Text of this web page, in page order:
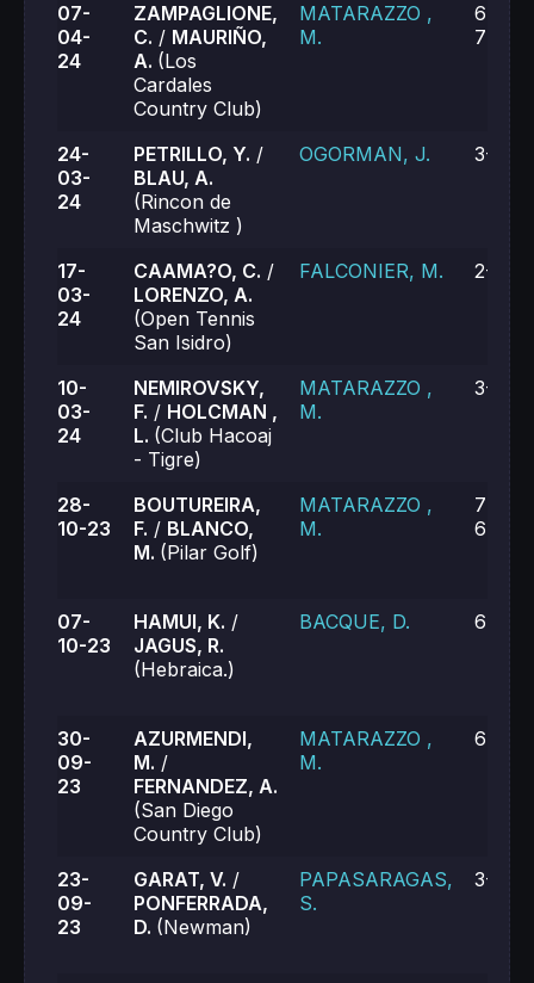
07-
04-
24
ZAMPAGLIONE,
C. / MAURIÑO,
A. (Los
Cardales
Country Club)
MATARAZZO ,
M.
6-2,
7-6
24-
03-
24
PETRILLO, Y. /
BLAU, A.
(Rincon de
Maschwitz )
OGORMAN, J. 3-6,
17-
03-
24
CAAMA?O, C. /
LORENZO, A.
(Open Tennis
San Isidro)
FALCONIER, M. 2-6,
10-
03-
24
NEMIROVSKY,
F. / HOLCMAN ,
L. (Club Hacoaj
- Tigre)
MATARAZZO ,
M.
3-6,
28-
10-23
BOUTUREIRA,
F. / BLANCO,
M. (Pilar Golf)
MATARAZZO ,
M.
7-5,
6-7
07-
10-23
HAMUI, K. /
JAGUS, R.
(Hebraica.)
BACQUE, D. 6-2,
30-
09-
23
AZURMENDI,
M. /
FERNANDEZ, A.
(San Diego
Country Club)
MATARAZZO ,
M.
6-3,
23-
09-
23
GARAT, V. /
PONFERRADA,
D. (Newman)
PAPASARAGAS,
S.
3-6,